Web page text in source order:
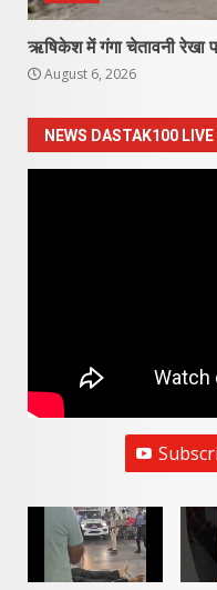
ऋषिकेश में गंगा चेतावनी रेखा
August 6, 2026
NEWS DASTAK100 LIVE